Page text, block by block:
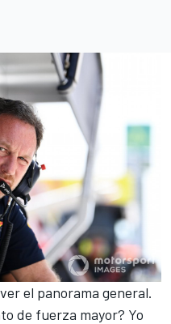
el panorama general.
de fuerza mayor? Yo